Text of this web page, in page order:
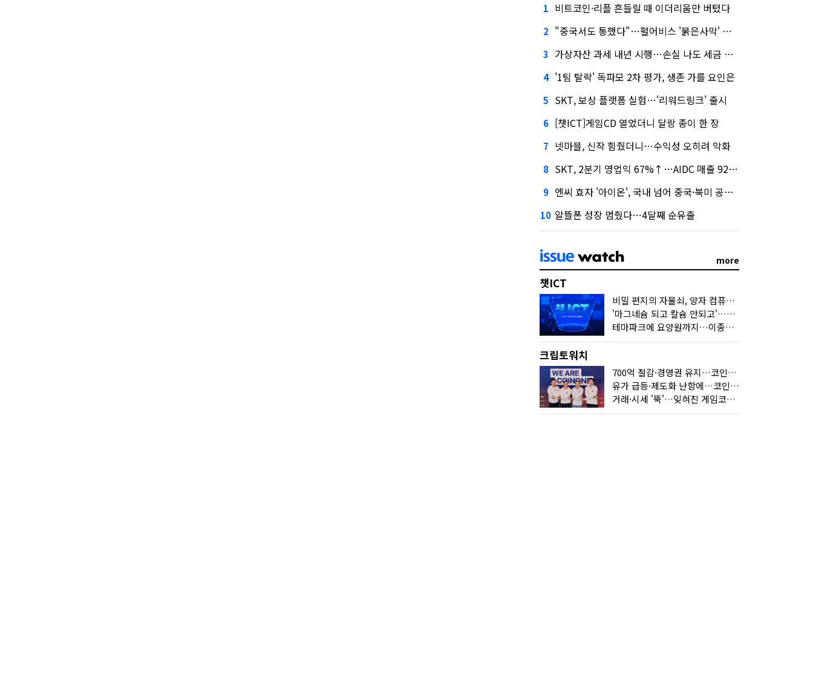
1 비트코인·리플 흔들릴 때 이더리움만 버텼다
2 "중국서도 통했다"…펄어비스 '붉은사막' 최고 게임상
3 가상자산 과세 내년 시행…손실 나도 세금 낸다고?
4 '1팀 탈락' 독파모 2차 평가, 생존 가를 요인은
5 SKT, 보상 플랫폼 실험…'리워드링크' 출시
6 [챗ICT]게임CD 열었더니 달랑 종이 한 장
7 넷마블, 신작 힘줬더니…수익성 오히려 악화
8 SKT, 2분기 영업익 67%↑…AIDC 매출 92% 급증
9 엔씨 효자 '아이온', 국내 넘어 중국·북미 공략 나선다
10 알뜰폰 성장 멈췄다…4달째 순유출
more
챗ICT
비밀 편지의 자물쇠, 양자 컴퓨터가 연다
'마그네슘 되고 칼슘 안되고'…다음 'AI 요약' 갈 길은
테마파크에 요양원까지…이종사업 눈독 들이는 게임사
크립토워치
700억 절감·경영권 유지…코인원의 '영리한 딜'
유가 급등·제도화 난항에…코인 또 '멈칫'
거래·시세 '뚝'…잊혀진 게임코인들